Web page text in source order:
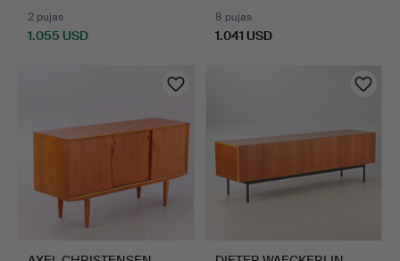
2 pujas
1.055 USD
8 pujas
1.041 USD